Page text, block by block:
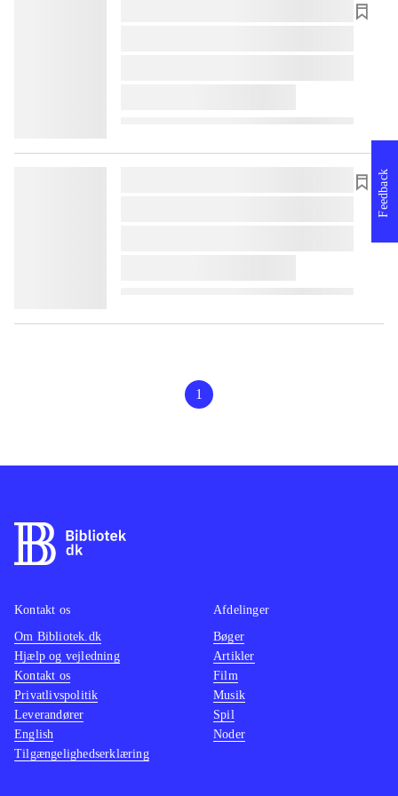
lorem ipsum dolor sit amet ...
lorem ipsum dolor sit amet ...
lorem ipsum dolor sit amet ...
lorem ipsum dolor sit amet ...
1
Feedback
Kontakt os
Om Bibliotek.dk
Hjælp og vejledning
Kontakt os
Privatlivspolitik
Leverandører
English
Tilgængelighedserklæring
Afdelinger
Bøger
Artikler
Film
Musik
Spil
Noder